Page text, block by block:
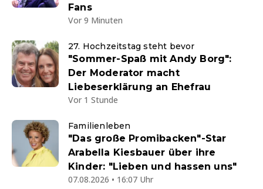
Fans
Vor 9 Minuten
27. Hochzeitstag steht bevor
"Sommer-Spaß mit Andy Borg":
Der Moderator macht
Liebeserklärung an Ehefrau
Vor 1 Stunde
Familienleben
"Das große Promibacken"-Star
Arabella Kiesbauer über ihre
Kinder: "Lieben und hassen uns"
07.08.2026 • 16:07 Uhr